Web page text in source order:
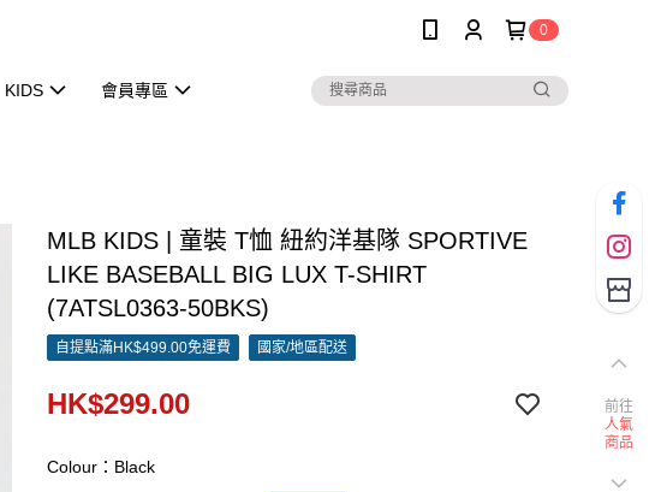
0
KIDS 會員專區
MLB KIDS | 童裝 T恤 紐約洋基隊 SPORTIVE
LIKE BASEBALL BIG LUX T-SHIRT
(7ATSL0363-50BKS)
自提點滿HK$499.00免運費 國家/地區配送
HK$299.00
Colour：Black
前往
人氣
商品